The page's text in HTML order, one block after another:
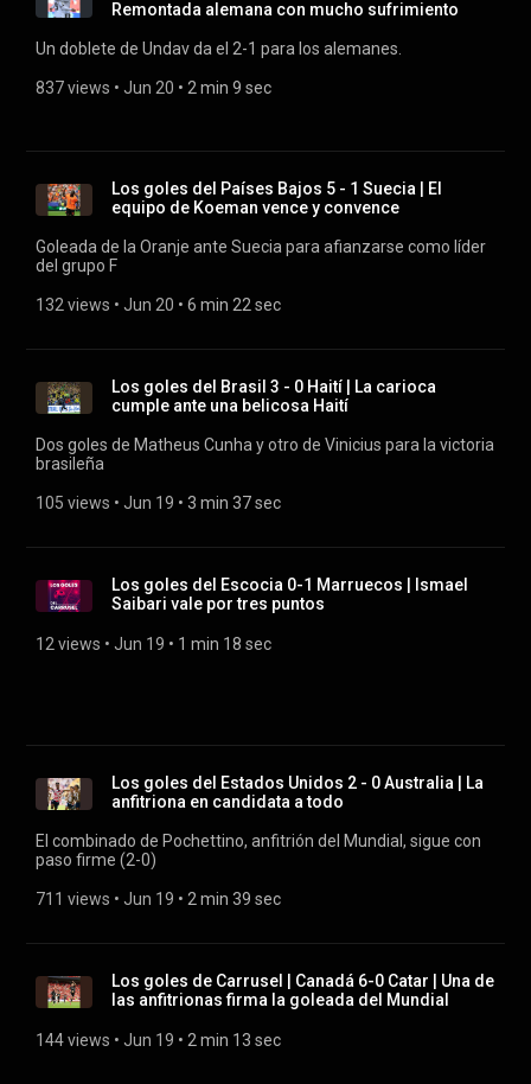
Remontada alemana con mucho sufrimiento
Un doblete de Undav da el 2-1 para los alemanes.
837 views • Jun 20 • 2 min 9 sec
Los goles del Países Bajos 5 - 1 Suecia | El
equipo de Koeman vence y convence
Goleada de la Oranje ante Suecia para afianzarse como líder
del grupo F
132 views • Jun 20 • 6 min 22 sec
Los goles del Brasil 3 - 0 Haití | La carioca
cumple ante una belicosa Haití
Dos goles de Matheus Cunha y otro de Vinicius para la victoria
brasileña
105 views • Jun 19 • 3 min 37 sec
Los goles del Escocia 0-1 Marruecos | Ismael
Saibari vale por tres puntos
12 views • Jun 19 • 1 min 18 sec
Los goles del Estados Unidos 2 - 0 Australia | La
anfitriona en candidata a todo
El combinado de Pochettino, anfitrión del Mundial, sigue con
paso firme (2-0)
711 views • Jun 19 • 2 min 39 sec
Los goles de Carrusel | Canadá 6-0 Catar | Una de
las anfitrionas firma la goleada del Mundial
144 views • Jun 19 • 2 min 13 sec